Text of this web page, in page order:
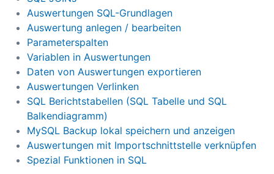
Auswertungen SQL-Grundlagen
Auswertung anlegen / bearbeiten
Parameterspalten
Variablen in Auswertungen
Daten von Auswertungen exportieren
Auswertungen Verlinken
SQL Berichtstabellen (SQL Tabelle und SQL
Balkendiagramm)
MySQL Backup lokal speichern und anzeigen
Auswertungen mit Importschnittstelle verknüpfen
Spezial Funktionen in SQL